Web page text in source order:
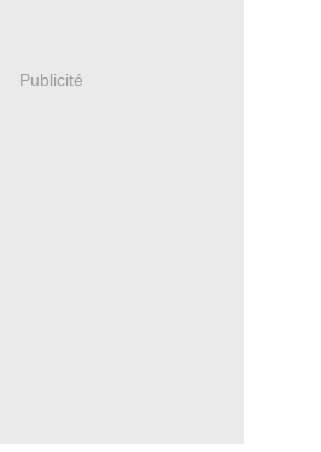
Publicité